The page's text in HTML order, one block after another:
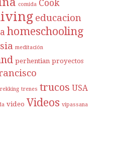
comida Cook
educacion
homeschooling
meditación
perhentian proyectos
trenes trucos USA
video Videos vipassana